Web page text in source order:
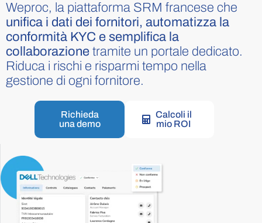
Weproc, la piattaforma SRM francese che
unifica i dati dei fornitori, automatizza la
conformità KYC e semplifica la
collaborazione tramite un portale dedicato.
Riduca i rischi e risparmi tempo nella
gestione di ogni fornitore.
Richieda
una demo
Calcoli il
mio ROI